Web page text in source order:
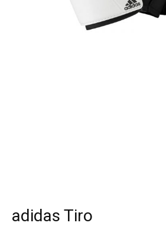
adidas Tiro